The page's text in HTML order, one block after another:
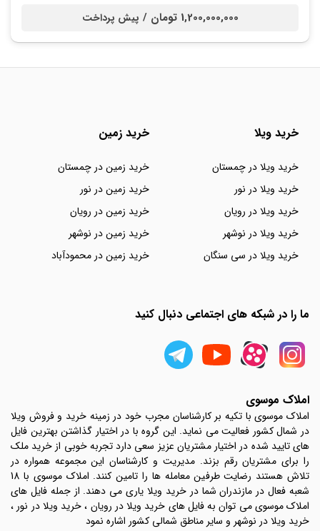
1,200,000,000 تومان / پیش پرداخت
خرید ویلا
خرید ویلا در چمستان
خرید ویلا در نور
خرید ویلا در رویان
خرید ویلا در نوشهر
خرید ویلا در سی سنگان
خرید زمین
خرید زمین در چمستان
خرید زمین در نور
خرید زمین در رویان
خرید زمین در نوشهر
خرید زمین در محمودآباد
ما را در شبکه های اجتماعی دنبال کنید
املاک موسوی
املاک موسوی با تکیه بر کارشناسان مجرب خود در زمینه خرید و فروش ویلا
در شمال کشور فعالیت می نماید. این گروه با در اختیار گذاشتن بهترین فایل
های تایید شده در اختیار مشتریان عزیز سعی دارد تجربه خوبی از خرید ملک
را برای مشتریان رقم بزند. مدیریت و کارشناسان این مجموعه همواره در
تلاش هستند رضایت طرفین معامله ها را تامین کنند. املاک موسوی با 18
شعبه فعال در مازندران شما در خرید ویلا یاری می دهند. از جمله فایل های
املاک موسوی می توان به فایل های خرید ویلا در رویان ، خرید ویلا در نور ،
خرید ویلا در نوشهر و سایر مناطق شمالی کشور اشاره نمود